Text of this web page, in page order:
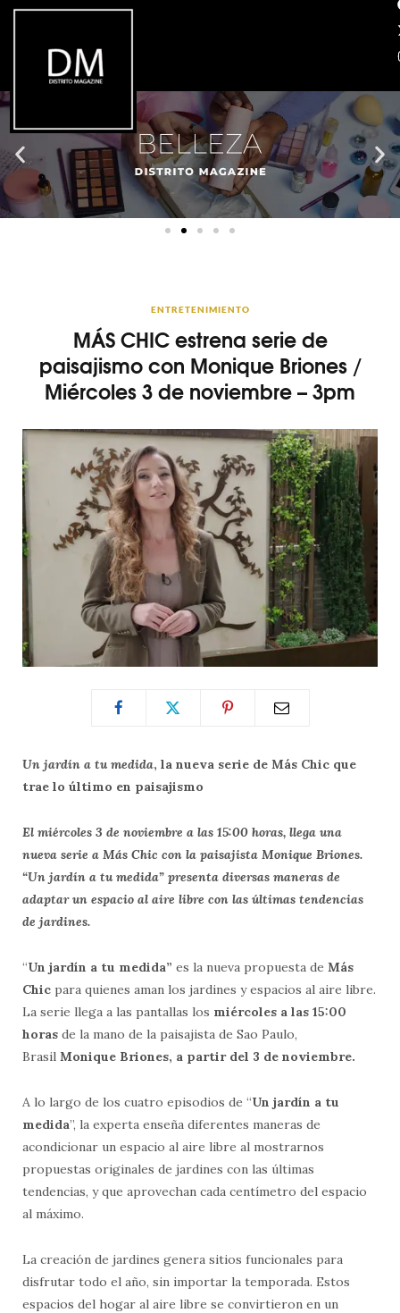
ENTRETENIMIENTO
MÁS CHIC estrena serie de
paisajismo con Monique Briones /
Miércoles 3 de noviembre – 3pm
Un jardín a tu medida, la nueva serie de Más Chic que
trae lo último en paisajismo
El miércoles 3 de noviembre a las 15:00 horas, llega una
nueva serie a Más Chic con la paisajista Monique Briones.
“Un jardín a tu medida” presenta diversas maneras de
adaptar un espacio al aire libre con las últimas tendencias
de jardines.
“Un jardín a tu medida” es la nueva propuesta de Más
Chic para quienes aman los jardines y espacios al aire libre.
La serie llega a las pantallas los miércoles a las 15:00
horas de la mano de la paisajista de Sao Paulo,
Brasil Monique Briones, a partir del 3 de noviembre.
A lo largo de los cuatro episodios de “Un jardín a tu
medida”, la experta enseña diferentes maneras de
acondicionar un espacio al aire libre al mostrarnos
propuestas originales de jardines con las últimas
tendencias, y que aprovechan cada centímetro del espacio
al máximo.
La creación de jardines genera sitios funcionales para
disfrutar todo el año, sin importar la temporada. Estos
espacios del hogar al aire libre se convirtieron en un